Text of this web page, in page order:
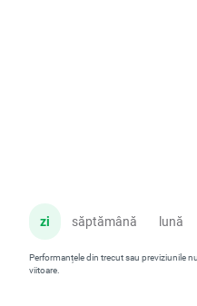
zi săptămână lună
Performanțele din trecut sau previziunile
viitoare.